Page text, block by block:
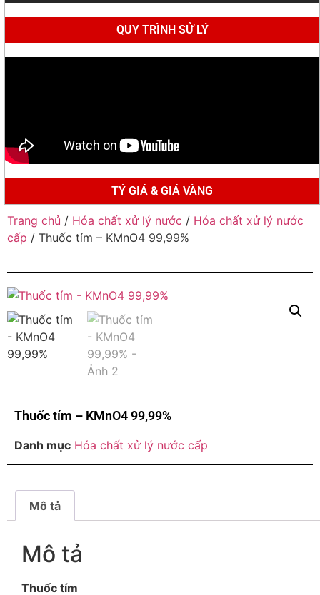
QUY TRÌNH SỬ LÝ
TÝ GIÁ & GIÁ VÀNG
Trang chủ / Hóa chất xử lý nước / Hóa chất xử lý nước
cấp / Thuốc tím – KMnO4 99,99%
Thuốc tím – KMnO4 99,99%
Danh mục Hóa chất xử lý nước cấp
Mô tả
Mô tả
Thuốc tím